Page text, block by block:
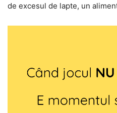
de excesul de lapte, un